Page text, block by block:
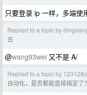
只要登录 ip 一样，多端
Replied to a topic by
去
@wang93wei 又不是 A/
Replied to a topic by
自动化，是否都能直接搞定了？